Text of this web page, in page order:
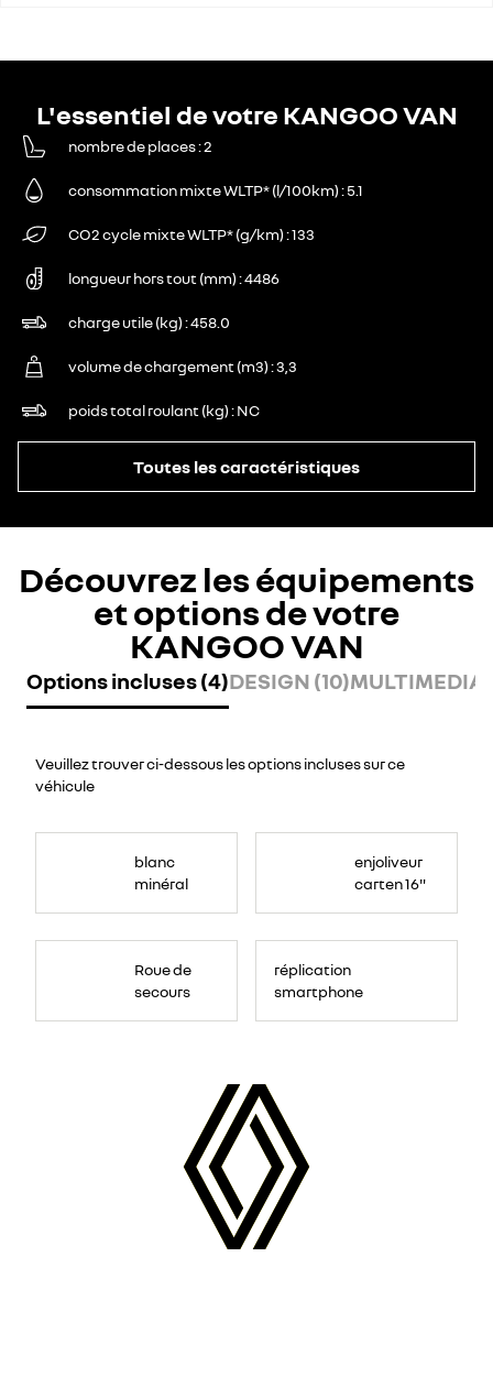
L'essentiel de votre KANGOO VAN
nombre de places 2
consommation mixte WLTP* (l/100km) 5.1
CO2 cycle mixte WLTP* (g/km) 133
longueur hors tout (mm) 4486
charge utile (kg) 458.0
volume de chargement (m3) 3,3
poids total roulant (kg) NC
Toutes les caractéristiques
Découvrez les équipements
et options de votre
KANGOO VAN
Options incluses (4)DESIGN (10)MULTIMEDIA
Veuillez trouver ci-dessous les options incluses sur ce
véhicule
blanc
minéral
enjoliveur
carten 16"
Roue de
secours
réplication
smartphone